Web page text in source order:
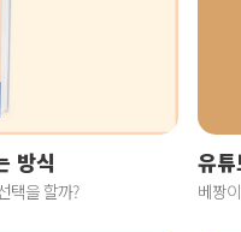
방식
택을 할까?
유
베짱